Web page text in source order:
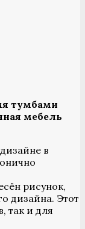
тумбами
мебель
в
рисунок,
дизайна. Этот
так и для